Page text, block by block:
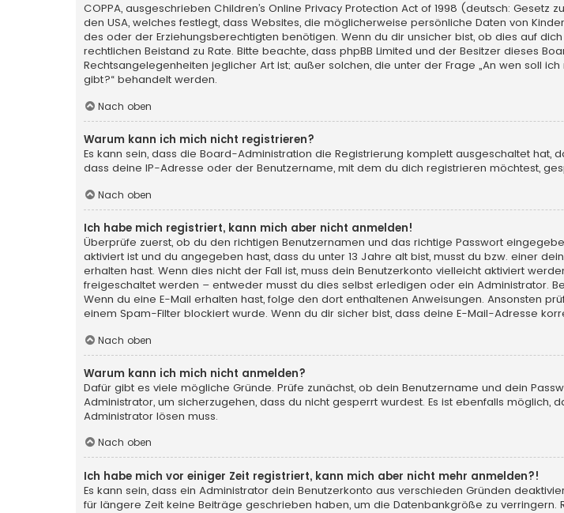
COPPA, ausgeschrieben Children’s Online Privacy Protection Act of 1998 (deutsch:
den USA, welches festlegt, dass Websites, die möglicherweise persönliche Daten von
des oder der Erziehungsberechtigten benötigen. Wenn du dir unsicher bist, ob dies auf
rechtlichen Beistand zu Rate. Bitte beachte, dass phpBB Limited und der Besitzer dieses
Rechtsangelegenheiten jeglicher Art ist; außer solchen, die unter der Frage „An wen soll
gibt?“ behandelt werden.
Nach oben
Warum kann ich mich nicht registrieren?
Es kann sein, dass die Board-Administration die Registrierung komplett ausgeschaltet hat,
dass deine IP-Adresse oder der Benutzername, mit dem du dich registrieren möchtest,
Nach oben
Ich habe mich registriert, kann mich aber nicht anmelden!
Überprüfe zuerst, ob du den richtigen Benutzernamen und das richtige Passwort
aktiviert ist und du angegeben hast, dass du unter 13 Jahre alt bist, musst du bzw. einer
erhalten hast. Wenn dies nicht der Fall ist, muss dein Benutzerkonto vielleicht aktiviert
freigeschaltet werden – entweder musst du dies selbst erledigen oder ein Administrator.
Wenn du eine E-Mail erhalten hast, folge den dort enthaltenen Anweisungen. Ansonsten
einem Spam-Filter blockiert wurde. Wenn du dir sicher bist, dass deine E-Mail-Adresse
Nach oben
Warum kann ich mich nicht anmelden?
Dafür gibt es viele mögliche Gründe. Prüfe zunächst, ob dein Benutzername und dein
Administrator, um sicherzugehen, dass du nicht gesperrt wurdest. Es ist ebenfalls
Administrator lösen muss.
Nach oben
Ich habe mich vor einiger Zeit registriert, kann mich aber nicht mehr anmelden?!
Es kann sein, dass ein Administrator dein Benutzerkonto aus verschieden Gründen
für längere Zeit keine Beiträge geschrieben haben, um die Datenbankgröße zu